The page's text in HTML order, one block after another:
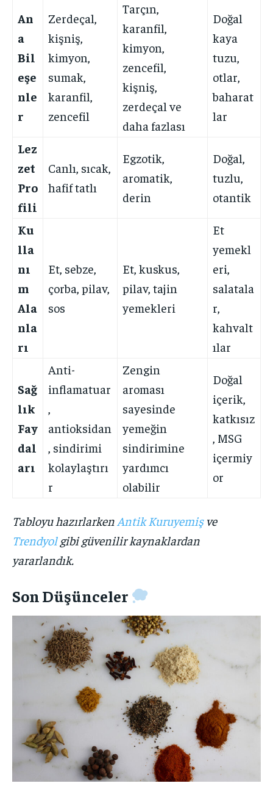
An
a
Bil
eşe
nle
r
Zerdeçal,
kişniş,
kimyon,
sumak,
karanfil,
zencefil
Tarçın,
karanfil,
kimyon,
zencefil,
kişniş,
zerdeçal ve
daha fazlası
Doğal
kaya
tuzu,
otlar,
baharat
lar
Lez
zet
Pro
fili
Canlı, sıcak,
hafif tatlı
Egzotik,
aromatik,
derin
Doğal,
tuzlu,
otantik
Ku
lla
nı
m
Ala
nla
rı
Et, sebze,
çorba, pilav,
sos
Et, kuskus,
pilav, tajin
yemekleri
Et
yemekl
eri,
salatala
r,
kahvalt
ılar
Sağ
lık
Fay
dal
arı
Anti-
inflamatuar
,
antioksidan
, sindirimi
kolaylaştırı
r
Zengin
aroması
sayesinde
yemeğin
sindirimine
yardımcı
olabilir
Doğal
içerik,
katkısız
, MSG
içermiy
or
Tabloyu hazırlarken Antik Kuruyemişve
Trendyolgibi güvenilir kaynaklardan
yararlandık.
Son Düşünceler